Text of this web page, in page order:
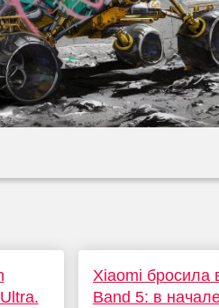
Xiaomi бросила
Band 5: в